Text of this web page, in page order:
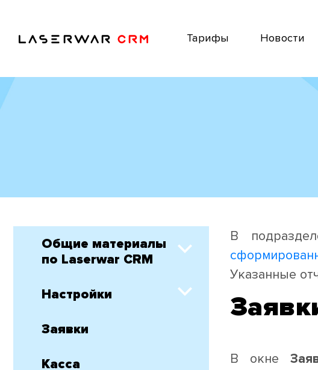
Тарифы Новости
Общие материалы
по Laserwar CRM
Настройки
Заявки
Касса
В
Указанные
В окне